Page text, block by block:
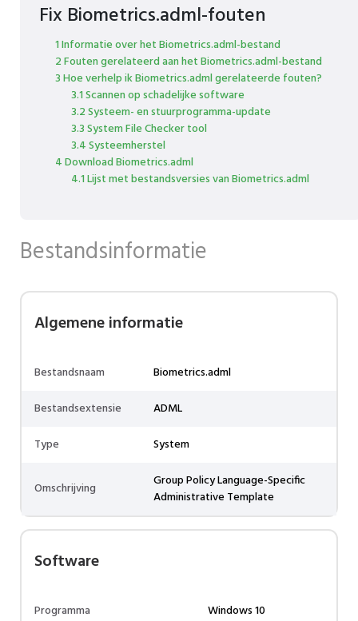
Fix Biometrics.adml-fouten
1 Informatie over het Biometrics.adml-bestand
2 Fouten gerelateerd aan het Biometrics.adml-bestand
3 Hoe verhelp ik Biometrics.adml gerelateerde fouten?
3.1 Scannen op schadelijke software
3.2 Systeem- en stuurprogramma-update
3.3 System File Checker tool
3.4 Systeemherstel
4 Download Biometrics.adml
4.1 Lijst met bestandsversies van Biometrics.adml
Bestandsinformatie
Algemene informatie
Bestandsnaam
Biometrics.adml
Bestandsextensie
ADML
Type
System
Omschrijving
Group Policy Language-Specific
Administrative Template
Software
Programma
Windows 10